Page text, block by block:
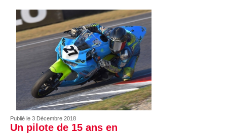
Publié le 3 Décembre 2018
Un pilote de 15 ans en